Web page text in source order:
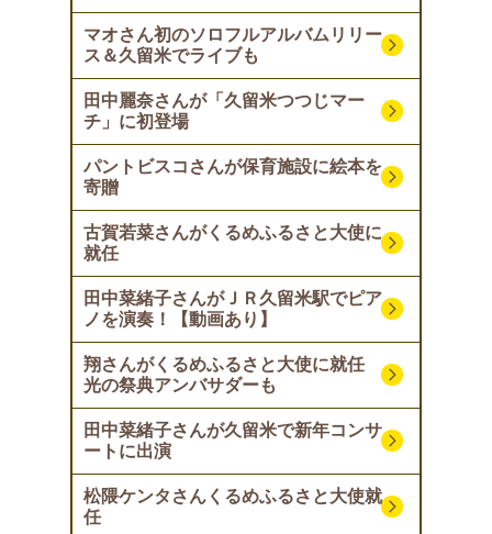
マオさん初のソロフルアルバムリリー
ス＆久留米でライブも
田中麗奈さんが「久留米つつじマー
チ」に初登場
パントビスコさんが保育施設に絵本を
寄贈
古賀若菜さんがくるめふるさと大使に
就任
田中菜緒子さんがＪＲ久留米駅でピア
ノを演奏！【動画あり】
翔さんがくるめふるさと大使に就任
光の祭典アンバサダーも
田中菜緒子さんが久留米で新年コンサ
ートに出演
松隈ケンタさんくるめふるさと大使就
任